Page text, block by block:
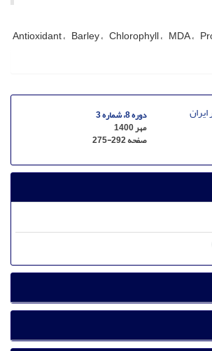
Antioxidant Barley Chlorophyll MDA
دوره 8، شماره 3
مهر 1400
صفحه275-292